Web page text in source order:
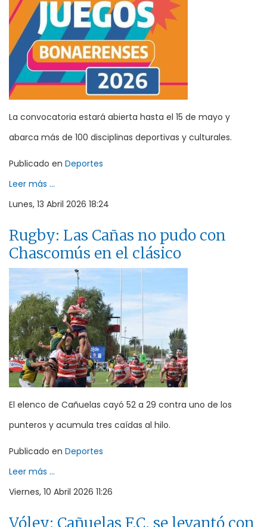
La convocatoria estará abierta hasta el 15 de mayo y
abarca más de 100 disciplinas deportivas y culturales.
Publicado en Deportes
Leer más ...
Lunes, 13 Abril 2026 18:24
Rugby: Las Cañas no pudo con
Chascomús en el clásico
El elenco de Cañuelas cayó 52 a 29 contra uno de los
punteros y acumula tres caídas al hilo.
Publicado en Deportes
Leer más ...
Viernes, 10 Abril 2026 11:26
Vóley: Cañuelas F.C. se levantó con